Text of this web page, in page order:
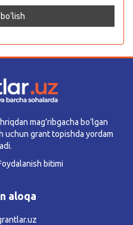
mag’ribgacha bo’lgan
uchun grant topishda yordam
bitimi
aloqa